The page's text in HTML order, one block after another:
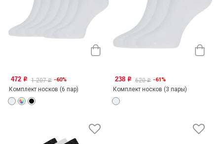
472 o 1 207o -60%
Комплект носков (6 пар)
238 o 620o -61%
Комплект носков (3 пары)